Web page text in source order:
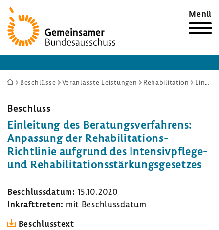
Zur
Startseite
Menü
Sie
hier:
Beschlüsse Veranlasste Leistungen Rehabilitation Einleitung des Beratungsverfahrens: Anpassung der Rehabilitations-Richtlinie aufgrund des Intensivpflege- und Rehabilitationsstärkungsgesetzes
Beschluss
Einlei­tung des Bera­tungs­ver­fah­rens:
Anpas­sung der Rehabilitations-​
Richtlinie aufgrund des Intensivpflege-​
und Reha­bi­li­ta­ti­ons­stär­kungs­ge­setzes
Beschluss­datum: 15.10.2020
Inkraft­treten: mit Beschluss­datum
Beschluss­text